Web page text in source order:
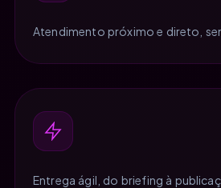
Atendimento próximo e direto,
Entrega ágil, do briefing à